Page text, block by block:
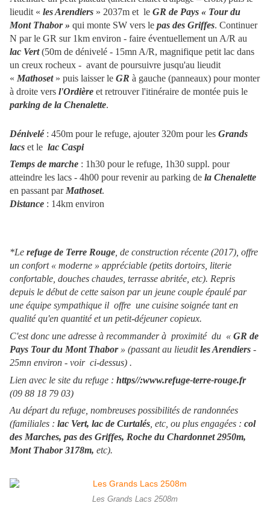
lieudit « les Arendiers » 2037m et le GR de Pays « Tour du
Mont Thabor » qui monte SW vers le pas des Griffes. Continuer
N par le GR sur 1km environ - faire éventuellement un A/R au
lac Vert(50m de dénivelé - 15mn A/R, magnifique petit lac dans
un creux rocheux - avant de poursuivre jusqu'au lieudit
« Mathoset» puis laisser le GR à gauche (panneaux) pour monter
à droite vers l'Ordière et retrouver l'itinéraire de montée puis le
parking de la Chenalette.
Dénivelé: 450m pour le refuge, ajouter 320m pour les Grands
lacs et le lac Caspi
Temps de marche : 1h30 pour le refuge, 1h30 suppl. pour
atteindre les lacs - 4h00 pour revenir au parking de la Chenalette
en passant par Mathoset.
Distance : 14km environ
*Le refuge de Terre Rouge , de construction récente (2017), offre
un confort « moderne » appréciable (petits dortoirs, literie
confortable, douches chaudes, terrasse abritée, etc). Repris
depuis le début de cette saison par un jeune couple épaulé par
une équipe sympathique il offre une cuisine soignée tant en
qualité qu'en quantité et un petit-déjeuner copieux.
C'est donc une adresse à recommander à proximité du « GR de
Pays Tour du Mont Thabor» (passant au lieuditles Arendiers -
25mn environ - voir ci-dessus) .
Lien avec le site du refuge : https//:www.refuge-terre-rouge.fr
(09 88 18 79 03)
Au départ du refuge, nombreuses possibilités de randonnées
(familiales : lac Vert, lac de Curtalés , etc, ou plus engagées : col
des Marches, pas des Griffes, Roche du Chardonnet 2950m,
Mont Thabor 3178m, etc).
Les Grands Lacs 2508m